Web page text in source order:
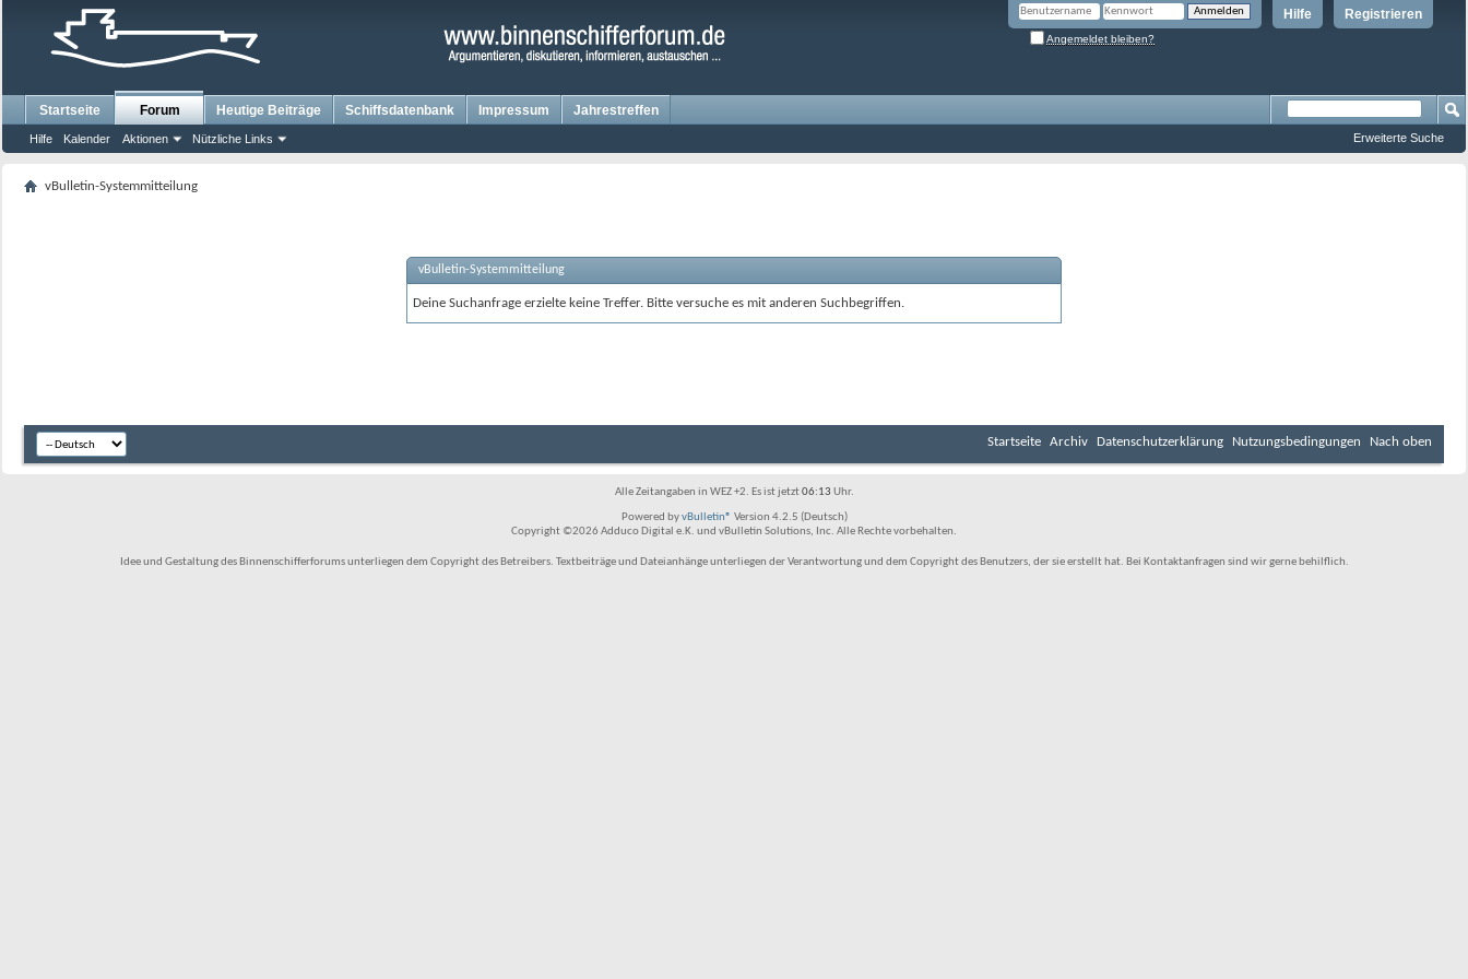
Registrieren
Hilfe
Angemeldet bleiben?
Startseite Forum
Hilfe Kalender Aktionen Nützliche Links
Heutige Beiträge Schiffsdatenbank Impressum Jahrestreffen
Erweiterte Suche
vBulletin-Systemmitteilung
vBulletin-Systemmitteilung
Deine Suchanfrage erzielte keine Treffer. Bitte versuche es mit anderen Suchbegriffen.
Startseite Archiv Datenschutzerklärung Nutzungsbedingungen Nach oben
Alle Zeitangaben in WEZ +2. Es ist jetzt06:13 Uhr.
Powered byvBulletin® Version 4.2.5 (Deutsch)
Copyright ©2026 Adduco Digital e.K. und vBulletin Solutions, Inc. Alle Rechte vorbehalten.
Idee und Gestaltung des Binnenschifferforums unterliegen dem Copyright des Betreibers. Textbeiträge und Dateianhänge unterliegen der Verantwortung und dem Copyright des Benutzers, der sie erstellt hat. Bei Kontaktanfragen sind wir gerne behilflich.